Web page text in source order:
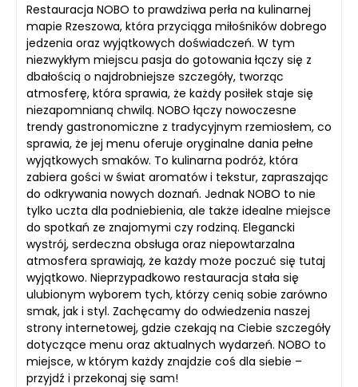
Restauracja NOBO to prawdziwa perła na kulinarnej
mapie Rzeszowa, która przyciąga miłośników dobrego
jedzenia oraz wyjątkowych doświadczeń. W tym
niezwykłym miejscu pasja do gotowania łączy się z
dbałością o najdrobniejsze szczegóły, tworząc
atmosferę, która sprawia, że każdy posiłek staje się
niezapomnianą chwilą. NOBO łączy nowoczesne
trendy gastronomiczne z tradycyjnym rzemiosłem, co
sprawia, że jej menu oferuje oryginalne dania pełne
wyjątkowych smaków. To kulinarna podróż, która
zabiera gości w świat aromatów i tekstur, zapraszając
do odkrywania nowych doznań. Jednak NOBO to nie
tylko uczta dla podniebienia, ale także idealne miejsce
do spotkań ze znajomymi czy rodziną. Elegancki
wystrój, serdeczna obsługa oraz niepowtarzalna
atmosfera sprawiają, że każdy może poczuć się tutaj
wyjątkowo. Nieprzypadkowo restauracja stała się
ulubionym wyborem tych, którzy cenią sobie zarówno
smak, jak i styl. Zachęcamy do odwiedzenia naszej
strony internetowej, gdzie czekają na Ciebie szczegóły
dotyczące menu oraz aktualnych wydarzeń. NOBO to
miejsce, w którym każdy znajdzie coś dla siebie –
przyjdź i przekonaj się sam!